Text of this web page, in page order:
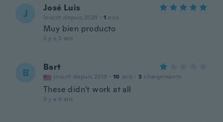
J José Luis
Inscrit depuis 2020 · 1 avis
Muy bien producto
il y a 5 ans
B Bart
Inscrit depuis 2019 · 10 avis · 3 chargements
These didn't work at all
il y a 6 ans